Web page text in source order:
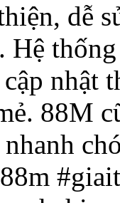
dễ
Hệ
nhật
88M